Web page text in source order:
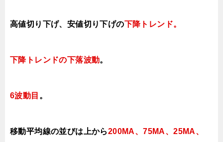
高値切り下げ、安値切り下げの下降トレンド。
下降トレンドの下落波動。
6波動目 。
移動平均線の並びは上から200MA、75MA、25MA、